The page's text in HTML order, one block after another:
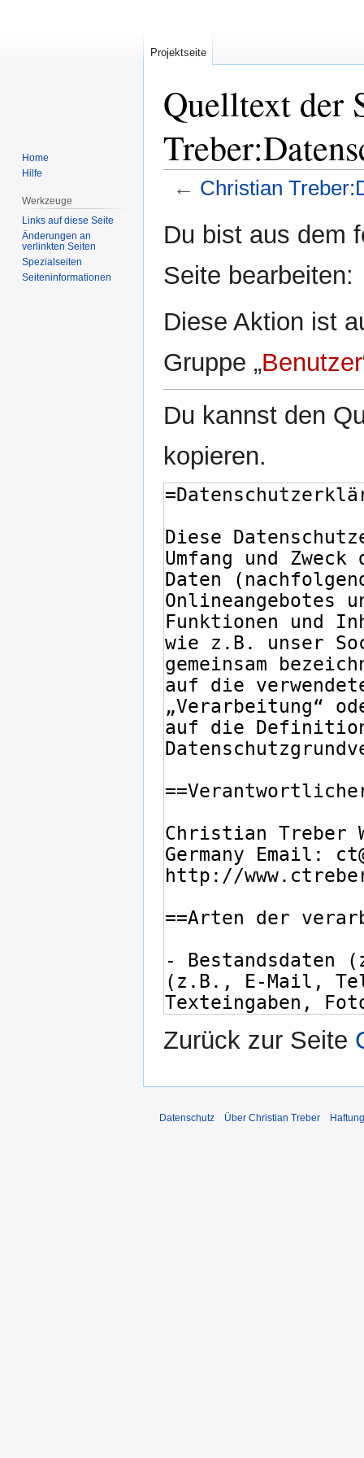
Quelltext der
← Christian
Navigation
Suche
Du bist aus dem
Seite bearbeiten:
Diese Aktion ist
Gruppe „Benutzer
Du kannst den
kopieren.
Zurück zur Seite
Projektseite
Home
Hilfe
Werkzeuge
Links auf diese Seite
Änderungen an
verlinkten Seiten
Spezialseiten
Seiten­informationen
Datenschutz Über Christian Treber